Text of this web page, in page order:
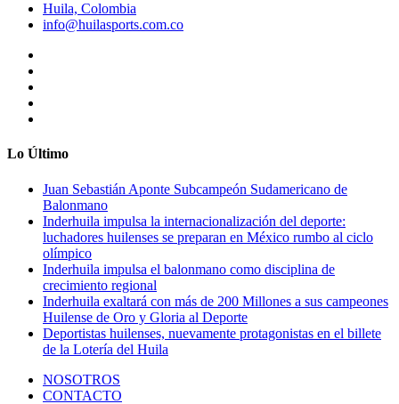
Huila, Colombia
info@huilasports.com.co
Lo Último
Juan Sebastián Aponte Subcampeón Sudamericano de
Balonmano
Inderhuila impulsa la internacionalización del deporte:
luchadores huilenses se preparan en México rumbo al ciclo
olímpico
Inderhuila impulsa el balonmano como disciplina de
crecimiento regional
Inderhuila exaltará con más de 200 Millones a sus campeones
Huilense de Oro y Gloria al Deporte
Deportistas huilenses, nuevamente protagonistas en el billete
de la Lotería del Huila
NOSOTROS
CONTACTO